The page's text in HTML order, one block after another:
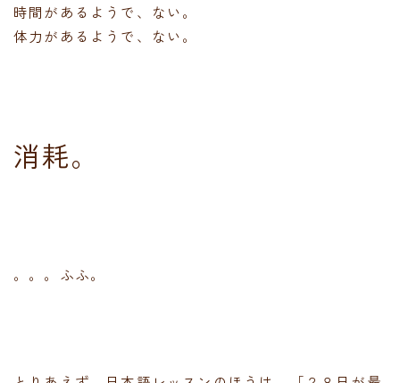
時間があるようで、ない。
体力があるようで、ない。
消耗。
。。。ふふ。